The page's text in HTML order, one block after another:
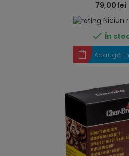
79,00 lei
Niciun
 În
Adaugă